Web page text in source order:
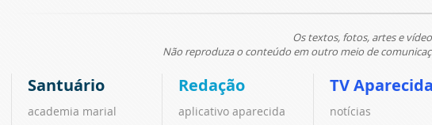
Os textos, fotos, artes e
Não reproduza o conteúdo em outro meio de
Santuário
academia marial
Redação
aplicativo aparecida
TV Aparecida
notícias